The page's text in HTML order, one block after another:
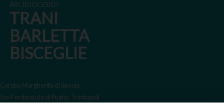
ARCIDIOCESI DI
TRANI
BARLETTA
BISCEGLIE
Corato, Margherita di Savoia,
San Ferdinando di Puglia, Trinitapoli